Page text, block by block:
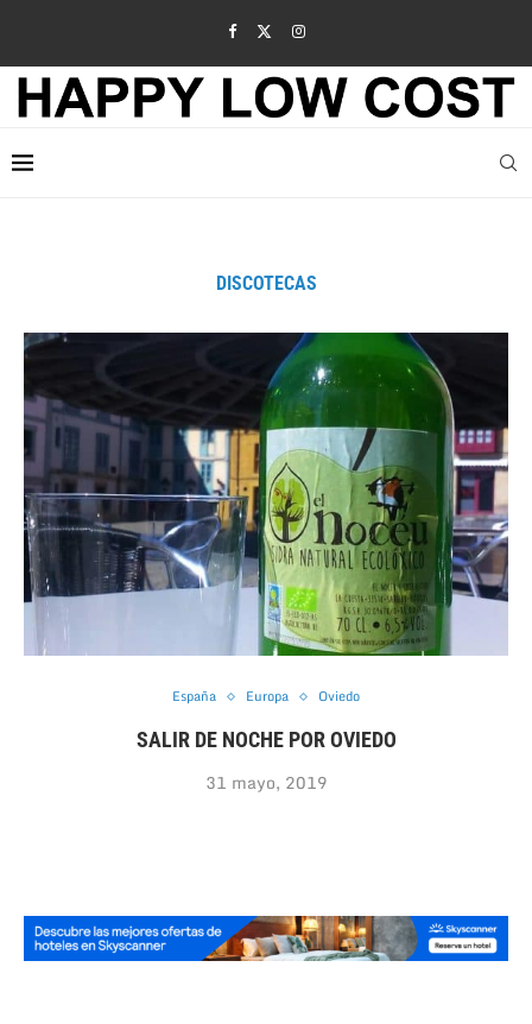
DISCOTECAS
España Europa Oviedo
SALIR DE NOCHE POR OVIEDO
31 mayo, 2019